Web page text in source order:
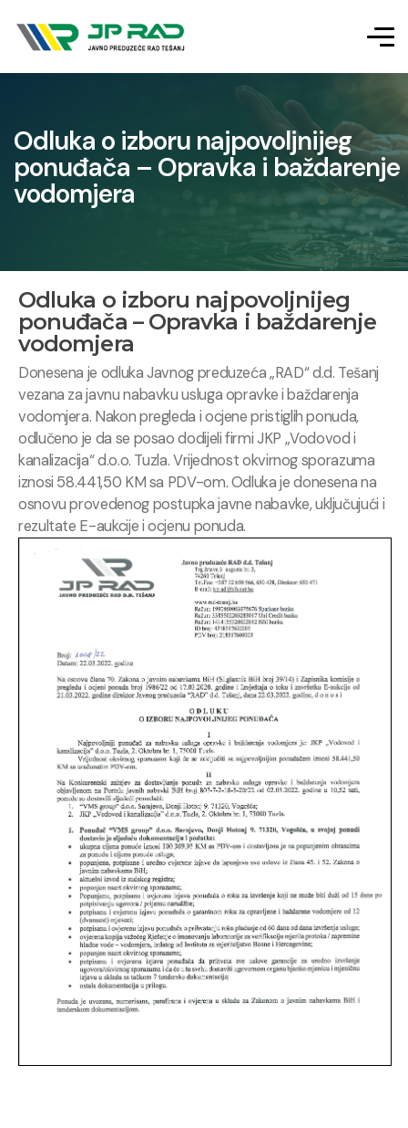
Odluka o izboru najpovoljnijeg
ponuđača – Opravka i baždarenje
vodomjera
Odluka o izboru najpovoljnijeg
ponuđača – Opravka i baždarenje
vodomjera
Donesena je odluka Javnog preduzeća „RAD“ d.d. Tešanj
vezana za javnu nabavku usluga opravke i baždarenja
vodomjera. Nakon pregleda i ocjene pristiglih ponuda,
odlučeno je da se posao dodijeli firmi JKP „Vodovod i
kanalizacija“ d.o.o. Tuzla. Vrijednost okvirnog sporazuma
iznosi 58.441,50 KM sa PDV-om. Odluka je donesena na
osnovu provedenog postupka javne nabavke, uključujući i
rezultate E-aukcije i ocjenu ponuda.